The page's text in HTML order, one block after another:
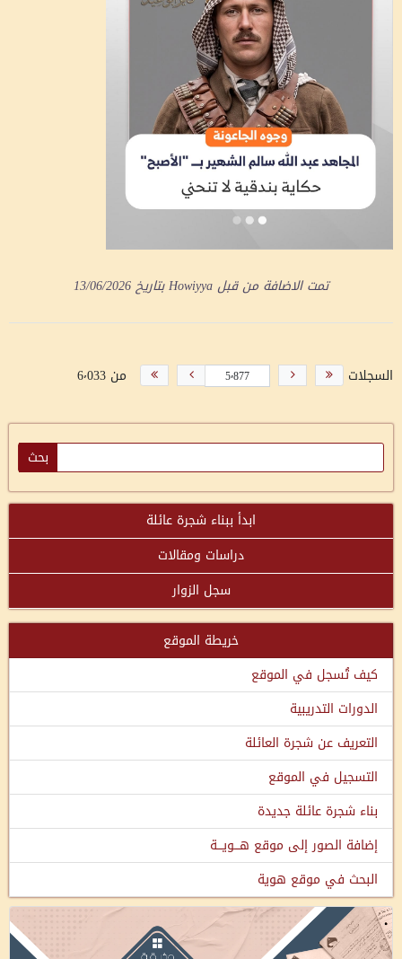
تمت الاضافة من قبلHowiyyaبتاريخ13/06/2026
السجلات من 6٬033
ابدأ ببناء شجرة عائلة
دراسات ومقالات
سجل الزوار
خريطة الموقع
كيف تُسجل في الموقع
الدورات التدريبية
التعريف عن شجرة العائلة
التسجيل في الموقع
بناء شجرة عائلة جديدة
إضافة الصور إلى موقع هـــويـــة
البحث في موقع هوية